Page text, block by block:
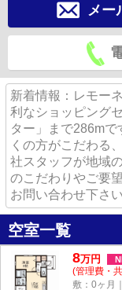
メー
新着情報：レモー
利なショッピング
ター」まで286m
くの方がこだわる
社スタッフが地域
のこだわりやご要
お問い合わせ下さい
空室一覧
8万円
(管理費・
敷：0ヶ月